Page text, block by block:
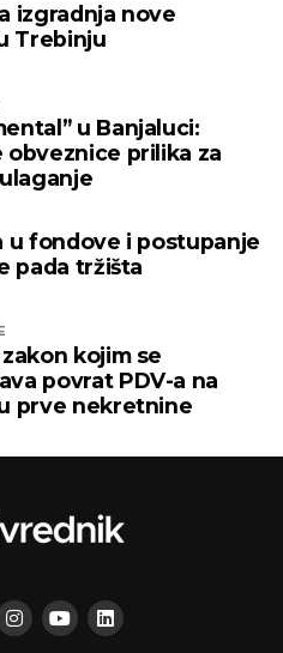
izgradnja nove
Trebinju
u Banjaluci:
obveznice prilika za
u fondove i postupanje
pada tržišta
kojim se
povrat PDV-a na
prve nekretnine